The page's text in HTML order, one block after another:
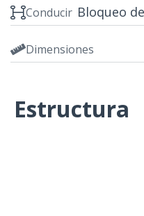
Conducir Bloqueo
Dimensiones
Estructura